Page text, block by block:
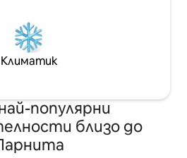
Климатик
популярни
близо до